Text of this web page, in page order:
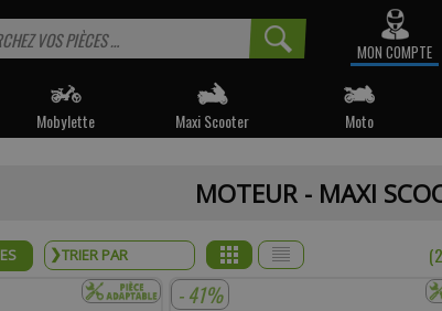
MON COMPTE
Mobylette Maxi Scooter Moto
MOTEUR - MAXI
- 41%
sur la disponibilité du produit, veuillez indiquer
* Email :